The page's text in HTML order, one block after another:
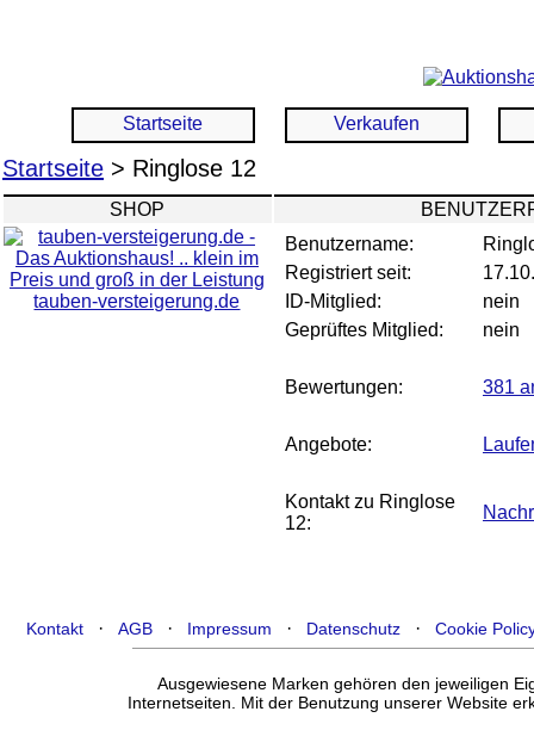
Startseite Verkaufen
Startseite > Ringlose 12
SHOP
tauben-versteigerung.de
Benutzername:
Registriert seit:
ID-Mitglied:
nein
Geprüftes Mitglied:
nein
Bewertungen: 381
Angebote:
Kontakt zu Ringlose
12:
Kontakt ·AGB · Impressum · Datenschutz ·Cookie
Ausgewiesene Marken gehören den jeweiligen
Internetseiten. Mit der Benutzung unserer Website